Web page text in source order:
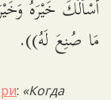
أَسْأَلُكَ خَيْرَهُ
مَا صُنِعَ لَهُ)).
: «Когда